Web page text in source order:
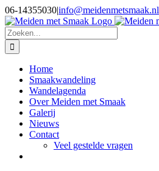
Ga
naar
inhoud
06-14355030|info@meidenmetsmaak.nl
Facebook
Instagram
Zoeken
naar:
Home
Smaakwandeling
Wandelagenda
Over Meiden met Smaak
Galerij
Nieuws
Contact
Veel gestelde vragen